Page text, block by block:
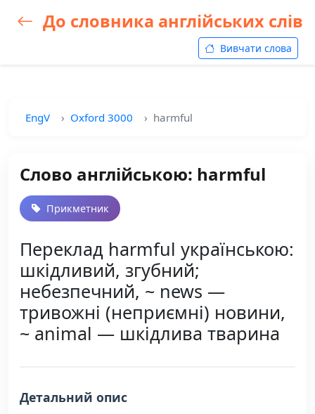
До словника англійських слів
Вивчати слова
EngV Oxford 3000 harmful
Слово англійською: harmful
Прикметник
Переклад harmful українською:
шкідливий, згубний;
небезпечний, ~ news —
тривожні (неприємні) новини,
~ animal — шкідлива тварина
Детальний опис